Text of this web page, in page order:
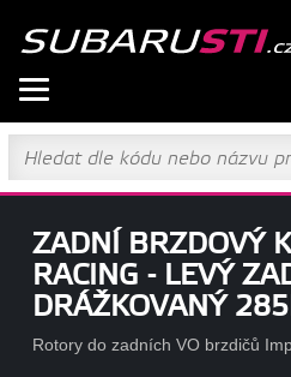
ZADNÍ BRZDOVÝ
RACING - LEVÝ
DRÁŽKOVANÝ
Rotory do zadních VO brzdičů